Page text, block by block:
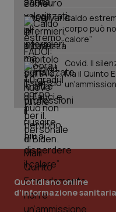
Caldo
corpo può
calore”
Covid. Il
Ma il Quinto
Quotidiano online
d'informazione sanitaria
PHPSESSID